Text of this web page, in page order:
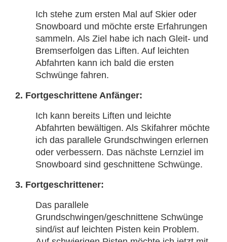
Ich stehe zum ersten Mal auf Skier oder
Snowboard und möchte erste Erfahrungen
sammeln. Als Ziel habe ich nach Gleit- und
Bremserfolgen das Liften. Auf leichten
Abfahrten kann ich bald die ersten
Schwünge fahren.
2. Fortgeschrittene Anfänger:
Ich kann bereits Liften und leichte
Abfahrten bewältigen. Als Skifahrer möchte
ich das parallele Grundschwingen erlernen
oder verbessern. Das nächste Lernziel im
Snowboard sind geschnittene Schwünge.
3. Fortgeschrittener:
Das parallele
Grundschwingen/geschnittene Schwünge
sind/ist auf leichten Pisten kein Problem.